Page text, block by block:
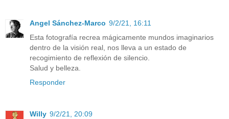
Angel Sánchez-Marco 9/2/21, 16:11
Esta fotografía recrea mágicamente mundos imaginarios
dentro de la visión real, nos lleva a un estado de
recogimiento de reflexión de silencio.
Salud y belleza.
Responder
Willy 9/2/21, 20:09